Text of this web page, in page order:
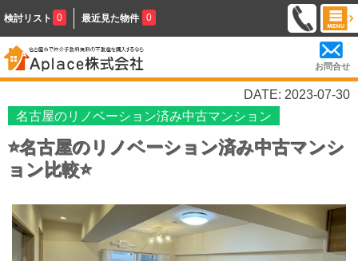
検討リスト 0 最近見た物件 0
お問合せ
DATE: 2023-07-30
名古屋のリノベーション済み中古マンション
⭐名古屋のリノベーション済み中古マンシ
ョン比較⭐